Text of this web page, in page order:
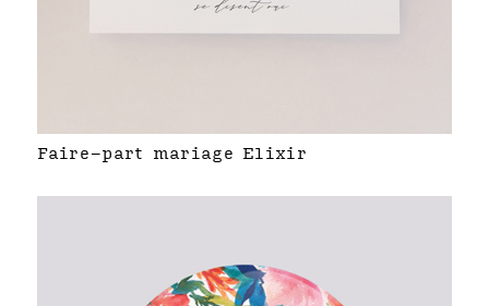
Faire-part mariage Elixir